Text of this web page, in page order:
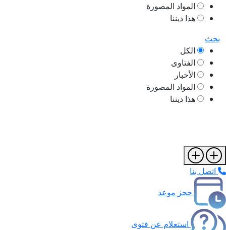
المواد المصورة
هذا ديننا
بحث
الكل
الفتاوى
الأخبار
المواد المصورة
هذا ديننا
اتصل بنا
حجز موعد
استعلام عن فتوى